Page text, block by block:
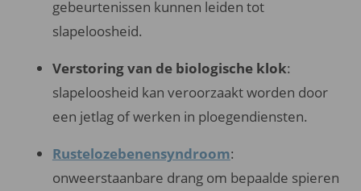
gebeurtenissen kunnen leiden tot
slapeloosheid.
Verstoring van de biologische klok:
slapeloosheid kan veroorzaakt worden door
een jetlag of werken in ploegendiensten.
Rustelozebenensyndroom:
onweerstaanbare drang om bepaalde spieren